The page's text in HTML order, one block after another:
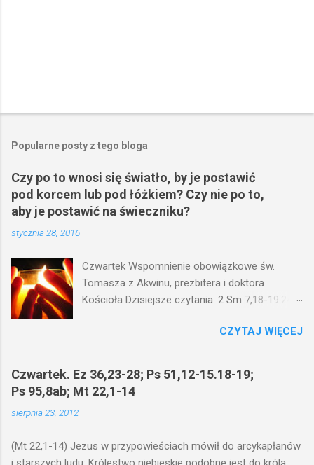
Popularne posty z tego bloga
Czy po to wnosi się światło, by je postawić
pod korcem lub pod łóżkiem? Czy nie po to,
aby je postawić na świeczniku?
stycznia 28, 2016
Czwartek Wspomnienie obowiązkowe św.
Tomasza z Akwinu, prezbitera i doktora
Kościoła Dzisiejsze czytania: 2 Sm 7,18-19.24-
(Mk 4,21-25) Jezus mówił ludowi: Czy po to
wnosi się światło, by je postawić pod korcem
na świeczniku? Nie ma bowiem nic ukrytego, co
by nie miało wyjść na jaw. Kto ma uszy do
wy mierzycie, odmierzą wam i jeszcze wam
CZYTAJ WIĘCEJ
Czwartek. Ez 36,23-28; Ps 51,12-15.18-19;
Ps 95,8ab; Mt 22,1-14
sierpnia 23, 2012
(Mt 22,1-14) Jezus w przypowieściach mówił do arcykapłanów